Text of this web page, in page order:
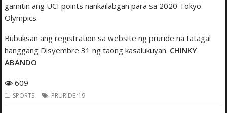
gamitin ang UCI points nankailabgan para sa 2020 Tokyo
Olympics.
Bubuksan ang registration sa website ng pruride na tatagal
hanggang Disyembre 31 ng taong kasalukuyan. CHINKY
ABANDO
609
SPORTS PRURIDE ‘19